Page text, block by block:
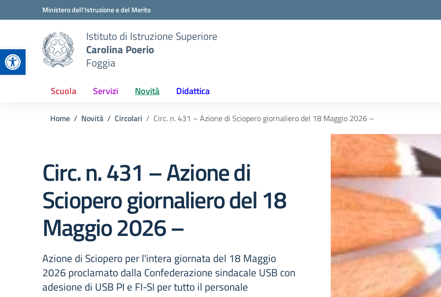
Apri la barra degli strumenti
Vai ai contenuti
Vai al menu di navigazioneMinistero dell'Istruzione e del Merito
Istituto di Istruzione Superiore
Carolina Poerio
Foggia
Scuola Servizi Novità Didattica
Home Novità Circolari Circ. n. 431 – Azione di Sciopero giornaliero del 18 Maggio 2026 –
Circ. n. 431 – Azione di
Sciopero giornaliero del 18
Maggio 2026 –
Azione di Sciopero per l'intera giornata del 18 Maggio
2026 proclamato dalla Confederazione sindacale USB con
adesione di USB PI e FI-SI per tutto il personale